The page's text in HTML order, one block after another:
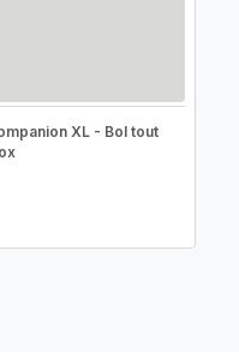
XL - Bol tout